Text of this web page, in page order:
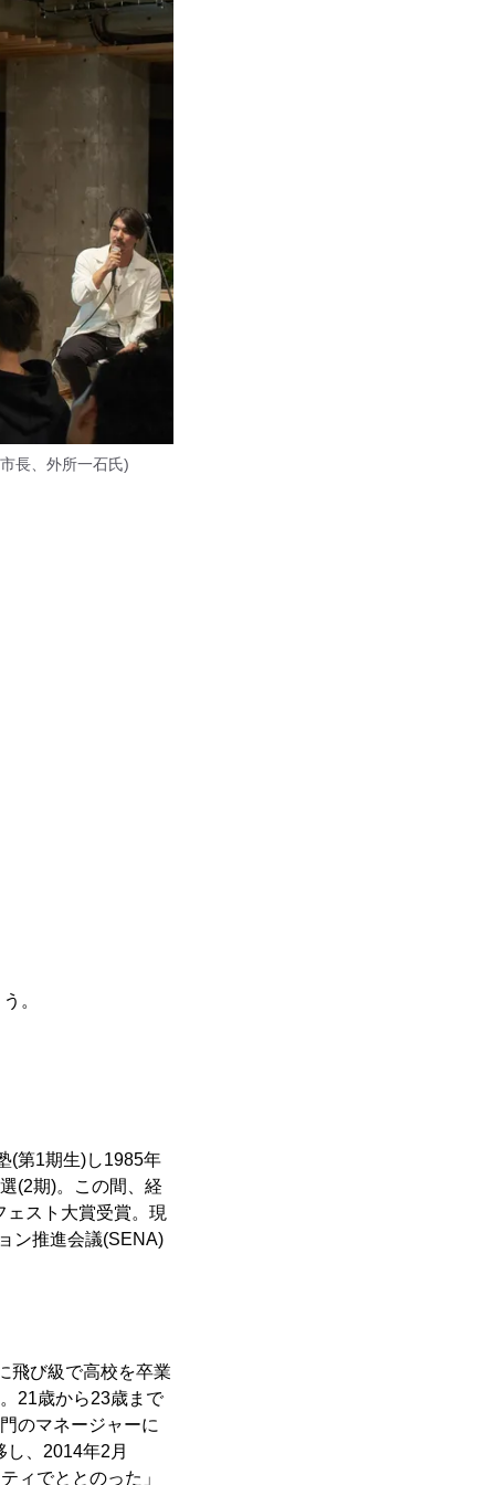
長、外所一石氏)
。
(第1期生)し1985年
(2期)。この間、経
スト大賞受賞。現
ン推進会議(SENA)
飛び級で高校を卒業
21歳から23歳まで
のマネージャーに
、2014年2月
ィでととのった」